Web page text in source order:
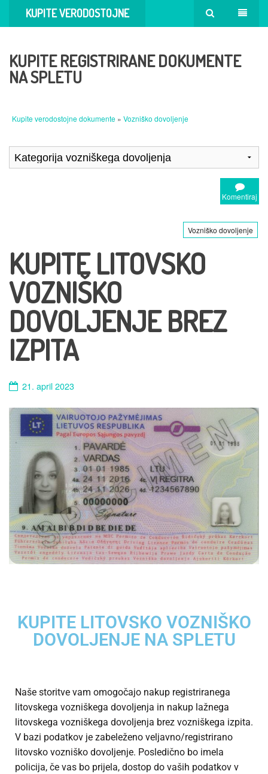
KUPITE VERODOSTOJNE
KUPITE REGISTRIRANE DOKUMENTE
NA SPLETU
Kupite verodostojne dokumente » Vozniško dovoljenje
Komentiraj
Vozniško dovoljenje
KUPITE LITOVSKO
VOZNIŠKO
DOVOLJENJE BREZ
IZPITA
21. april 2023
KUPITE LITOVSKO VOZNIŠKO
DOVOLJENJE NA SPLETU
Naše storitve vam omogočajo nakup registriranega
litovskega vozniškega dovoljenja in nakup lažnega
litovskega vozniškega dovoljenja brez vozniškega izpita.
V bazi podatkov je zabeleženo veljavno/registrirano
litovsko vozniško dovoljenje. Posledično bo imela
policija, če vas bo prijela, dostop do vaših podatkov v